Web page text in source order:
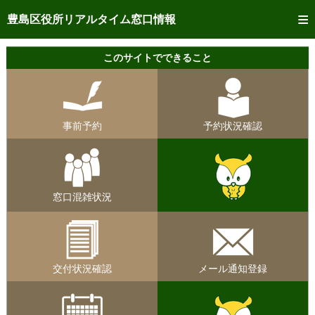
豊島区役所リアルタイム窓口情報
トップページへ
ご利用方法
予約状況確認
リアルタイム
混雑予想カレンダー
このサイトでできること
事前予約 予約状況確認
窓口混雑状況
交付状況確認 メール通知登録